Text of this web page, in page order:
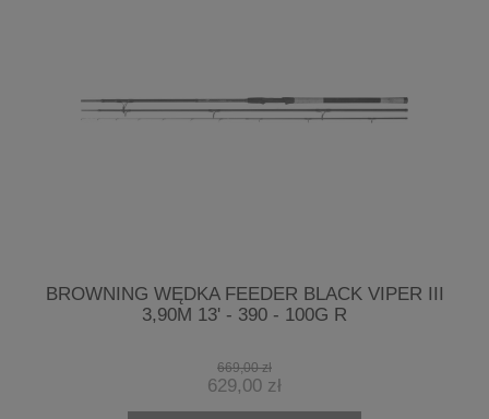
BROWNING WĘDKA FEEDER BLACK VIPER III
3,90M 13' - 390 - 100G R
669,00 zł
629,00 zł